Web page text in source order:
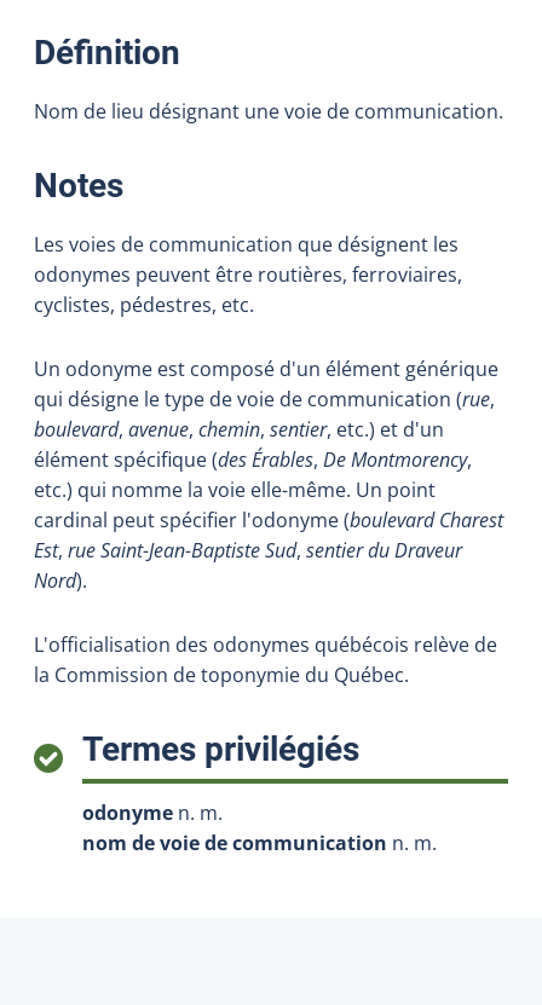
Définition
Nom de lieu désignant une voie de communication.
Notes:
Les voies de communication que désignent les
odonymes peuvent être routières, ferroviaires,
cyclistes, pédestres, etc.
Un odonyme est composé d'un élément générique
qui désigne le type de voie de communication (rue,
boulevard, avenue, chemin, sentier, etc.) et d'un
élément spécifique (des Érables, De Montmorency,
etc.) qui nomme la voie elle-même. Un point
cardinal peut spécifier l'odonyme (boulevard Charest
Est, rue Saint-Jean-Baptiste Sud, sentier du Draveur
Nord).
L'officialisation des odonymes québécois relève de
la Commission de toponymie du Québec.
Termes privilégiés:
odonyme n. m.
nom de voie de communication n. m.